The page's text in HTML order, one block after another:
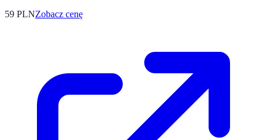
59 PLNZobacz cenę